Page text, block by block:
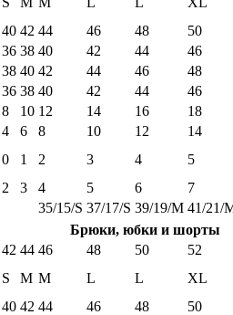
40 42 44 46 48
50
36 38 40 42 44
46
38 40 42 44 46
48
36 38 40 42 44
46
8 10 12 14 16
18
4 6 8 10 12
14
0 1 2 3 4
5
2 3 4 5 6
7
35/15/S 37/17/S 39/19/M 41/21/
Брюки, юбки и шорты
42 44 46 48 50
52
S M M L L
XL
40 42 44 46 48
50